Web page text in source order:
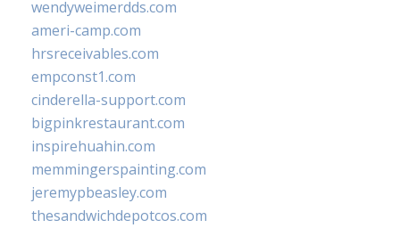
wendyweimerdds.com
ameri-camp.com
hrsreceivables.com
empconst1.com
cinderella-support.com
bigpinkrestaurant.com
inspirehuahin.com
memmingerspainting.com
jeremypbeasley.com
thesandwichdepotcos.com